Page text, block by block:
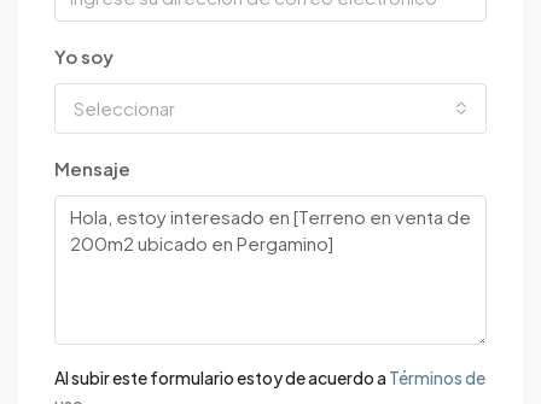
Yo soy
Seleccionar
Mensaje
Al subir este formulario estoy de acuerdo a Términos de